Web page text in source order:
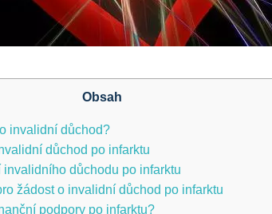
Obsah
invalidní důchod?
důchod po infarktu
důchodu po infarktu
žádost o invalidní důchod po infarktu
podpory po infarktu?